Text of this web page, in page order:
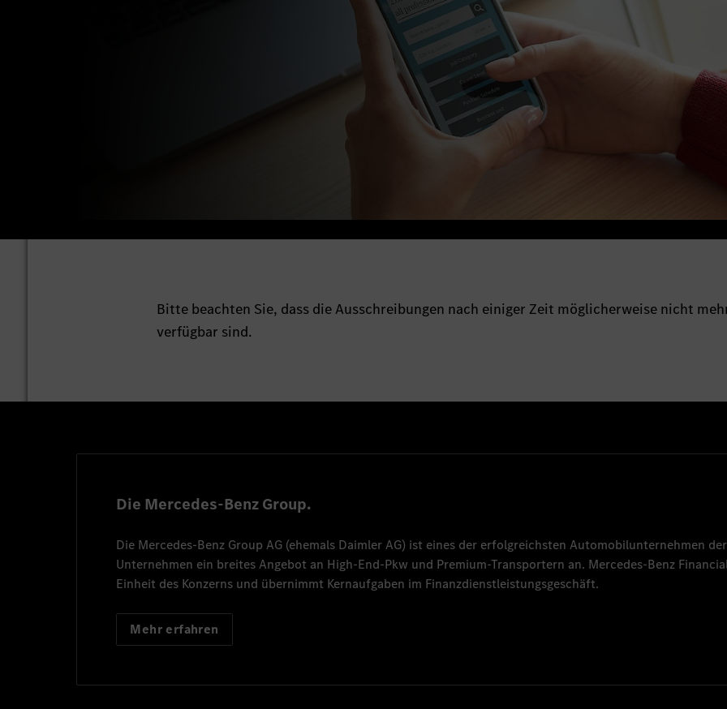
Bitte beachten Sie, dass die Ausschreibungen nach einiger Zeit möglicherweise nicht
verfügbar sind.
Die Mercedes-Benz Group.
Die Mercedes-Benz Group AG (ehemals Daimler AG) ist eines der erfolgreichsten Automobilunternehmen
Unternehmen ein breites Angebot an High-End-Pkw und Premium-Transportern an. Mercedes-Benz
Einheit des Konzerns und übernimmt Kernaufgaben im Finanzdienstleistungsgeschäft.
Mehr erfahren